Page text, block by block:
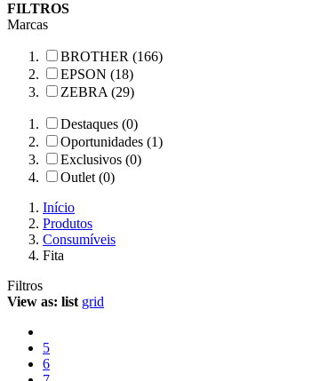
FILTROS
Marcas
BROTHER (166)
EPSON (18)
ZEBRA (29)
Destaques (0)
Oportunidades (1)
Exclusivos (0)
Outlet (0)
Início
Produtos
Consumíveis
Fita
Filtros
View as: list grid
5
6